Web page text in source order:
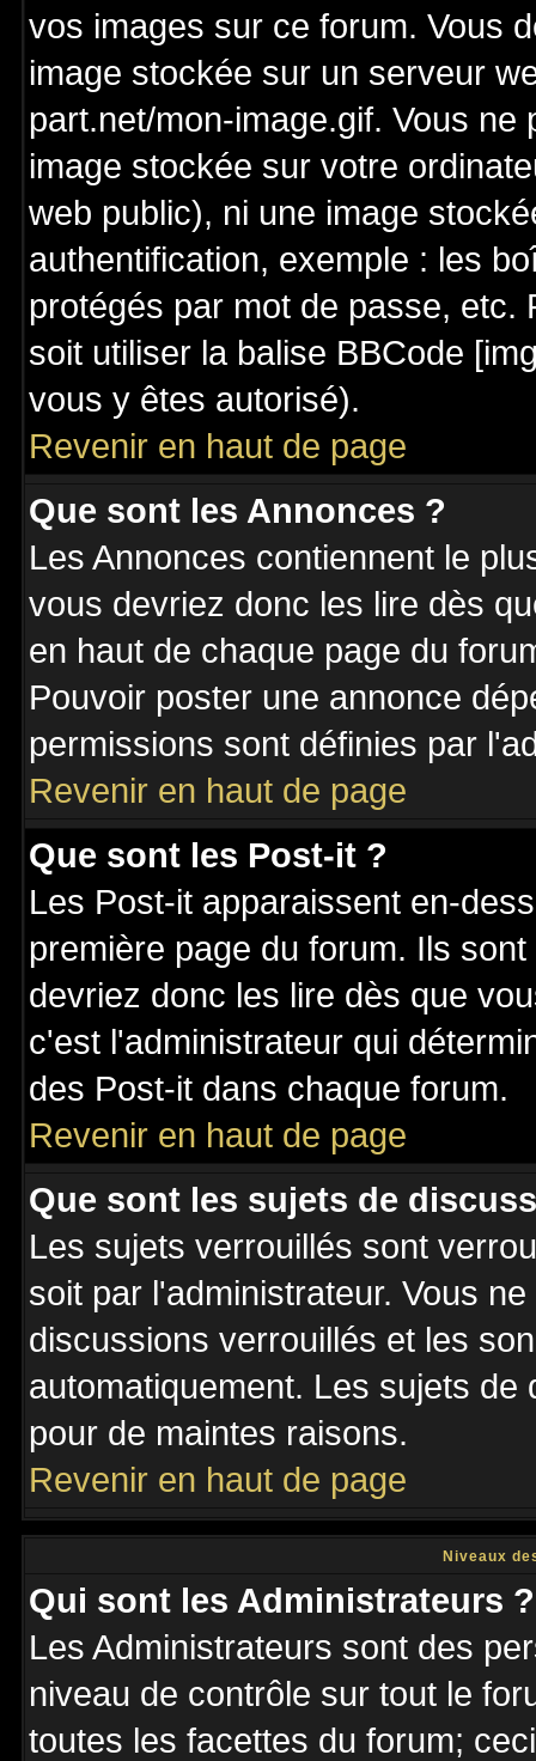
vos images sur ce forum. Vous
image stockée sur un serveur
part.net/mon-image.gif. Vous
image stockée sur votre
web public), ni une image
authentification, exemple : les
protégés par mot de passe, etc.
soit utiliser la balise BBCode
vous y êtes autorisé).
Revenir en haut de page
Que sont les Annonces ?
Les Annonces contiennent le
vous devriez donc les lire dès
en haut de chaque page du
Pouvoir poster une annonce
permissions sont définies par
Revenir en haut de page
Que sont les Post-it ?
Les Post-it apparaissent en-
première page du forum. Ils
devriez donc les lire dès que
c'est l'administrateur qui
des Post-it dans chaque forum.
Revenir en haut de page
Que sont les sujets de
Les sujets verrouillés sont
soit par l'administrateur. Vous
discussions verrouillés et les
automatiquement. Les sujets
pour de maintes raisons.
Revenir en haut de page
Niveaux
Qui sont les Administrateurs ?
Les Administrateurs sont des
niveau de contrôle sur tout le
toutes les facettes du forum;